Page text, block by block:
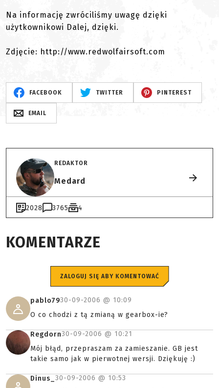
Na informację zwróciliśmy uwagę dzięki
użytkownikowi Dalej, dzięki.
Zdjęcie: http://www.redwolfairsoft.com
FACEBOOK TWITTER PINTEREST
EMAIL
REDAKTOR
Medard
2028 3765 4
KOMENTARZE
ZALOGUJ SIĘ ABY KOMENTOWAĆ
pablo7930-09-2006 @ 10:09
O co chodzi z tą zmianą w gearbox-ie?
Regdorn30-09-2006 @ 10:21
Mój błąd, przepraszam za zamieszanie. GB jest
takie samo jak w pierwotnej wersji. Dziękuję :)
Dinus_ 30-09-2006 @ 10:53